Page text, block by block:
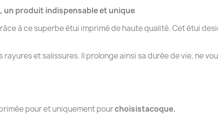
un produit indispensable et unique
à ce superbe étui imprimé de haute qualité. Cet étui
et salissures. Il prolonge ainsi sa durée de vie, ne
pour et uniquement pourchoisistacoque.